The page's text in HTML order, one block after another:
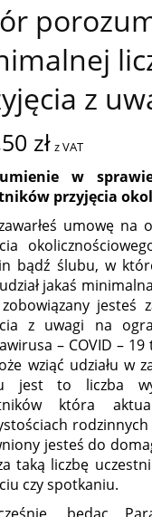
z
zł z VAT
w
przyjęcia
umowę na
bądź ślubu, w
jakaś
jesteś
z uwagi na
– COVID –
wziąć udziału w
jest to liczba
która
jesteś do
taką liczbę
czy spotkaniu.